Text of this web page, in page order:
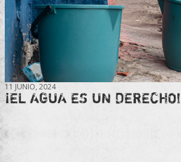
11 JUNIO, 2024
¡EL AGUA ES UN DERECHO!